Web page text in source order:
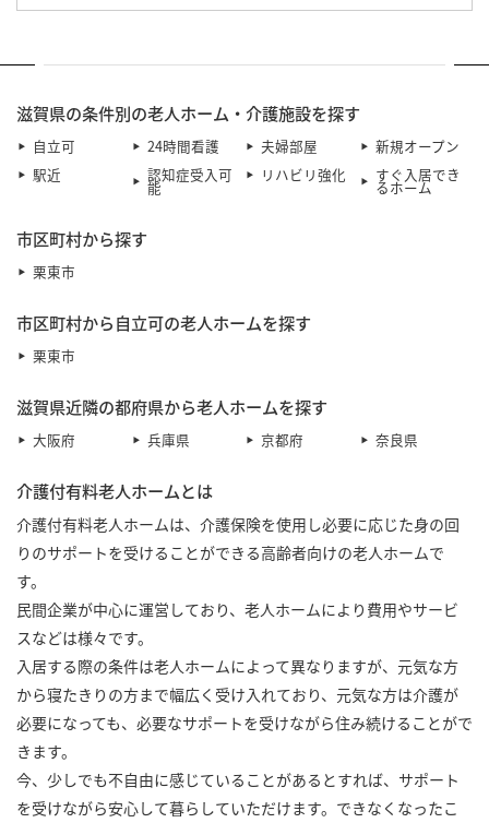
滋賀県の条件別の老人ホーム・介護施設を探す
自立可 24時間看護 夫婦部屋
新規オープン
駅近
認知症受入可
能
リハビリ強化 すぐ入居でき
るホーム
市区町村から探す
栗東市
市区町村から自立可の老人ホームを探す
栗東市
滋賀県近隣の都府県から老人ホームを探す
大阪府 兵庫県 京都府 奈良県
介護付有料老人ホームとは
介護付有料老人ホームは、介護保険を使用し必要に応じた身の回
りのサポートを受けることができる高齢者向けの老人ホームで
す。
民間企業が中心に運営しており、老人ホームにより費用やサービ
スなどは様々です。
入居する際の条件は老人ホームによって異なりますが、元気な方
から寝たきりの方まで幅広く受け入れており、元気な方は介護が
必要になっても、必要なサポートを受けながら住み続けることがで
きます。
今、少しでも不自由に感じていることがあるとすれば、サポート
を受けながら安心して暮らしていただけます。できなくなったこ